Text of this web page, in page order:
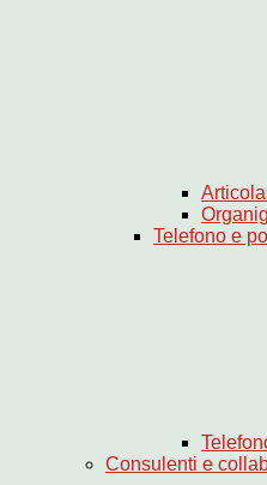
Telefono e
Consulenti e